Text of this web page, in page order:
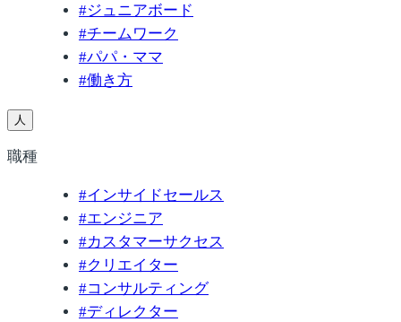
#ジュニアボード
#チームワーク
#パパ・ママ
#働き方
人
職種
#インサイドセールス
#エンジニア
#カスタマーサクセス
#クリエイター
#コンサルティング
#ディレクター